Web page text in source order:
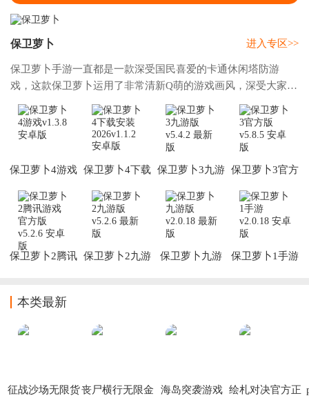
保卫萝卜
保卫萝卜手游一直都是一款深受国民喜爱的卡通休闲塔防游
戏，这款保卫萝卜运用了非常清新Q萌的游戏画风，深受大家的
喜爱，在这款游戏中玩家还可以选择不同的难度模式来挑战自
己，大家如果觉得游戏有点难，那就可以先选
进入专区>>
保卫萝卜4游戏 保卫萝卜4下载
保卫萝卜3九游 保卫萝卜3官方
保卫萝卜2腾讯 保卫萝卜2九游
保卫萝卜九游
保卫萝卜1手游
本类最新
征战沙场无限货丧尸横行无限金
海岛突袭游戏 绘札对决官方正